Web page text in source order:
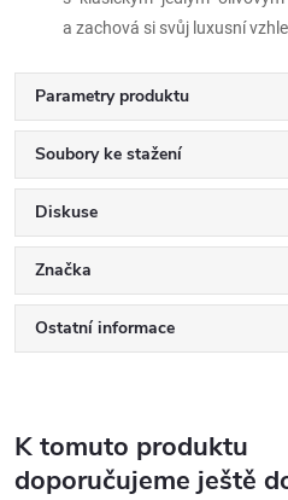
a zachová si svůj luxusní
Parametry produktu
Soubory ke stažení
Diskuse
Značka
Ostatní informace
K tomuto produktu
doporučujeme ještě